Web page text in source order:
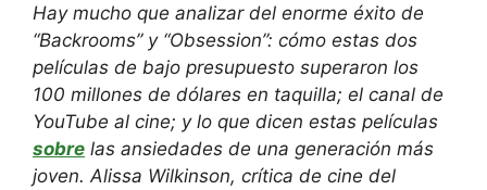
Hay mucho que analizar del enorme éxito de
“Backrooms” y “Obsession”: cómo estas dos
películas de bajo presupuesto superaron los
100 millones de dólares en taquilla; el canal de
YouTube al cine; y lo que dicen estas películas
sobre las ansiedades de una generación más
joven. Alissa Wilkinson, crítica de cine del